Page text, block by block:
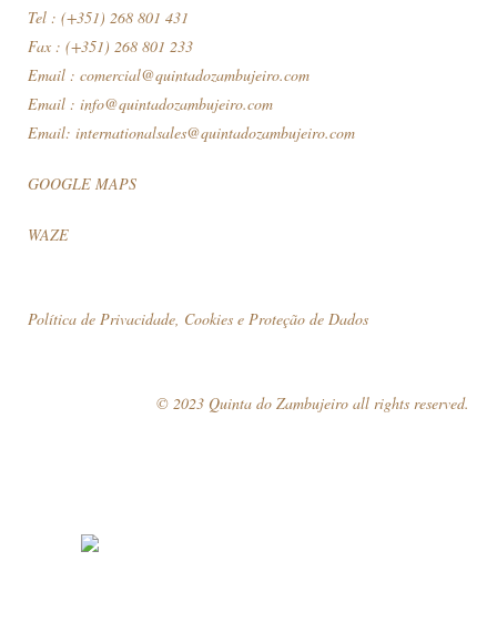
Tel : (+351) 268 801 431
Fax : (+351) 268 801 233
Email : comercial@quintadozambujeiro.com
Email : info@quintadozambujeiro.com
Email: internationalsales@quintadozambujeiro.com
GOOGLE MAPS
WAZE
Política de Privacidade, Cookies e Proteção de Dados
© 2023 Quinta do Zambujeiro all rights reserved.